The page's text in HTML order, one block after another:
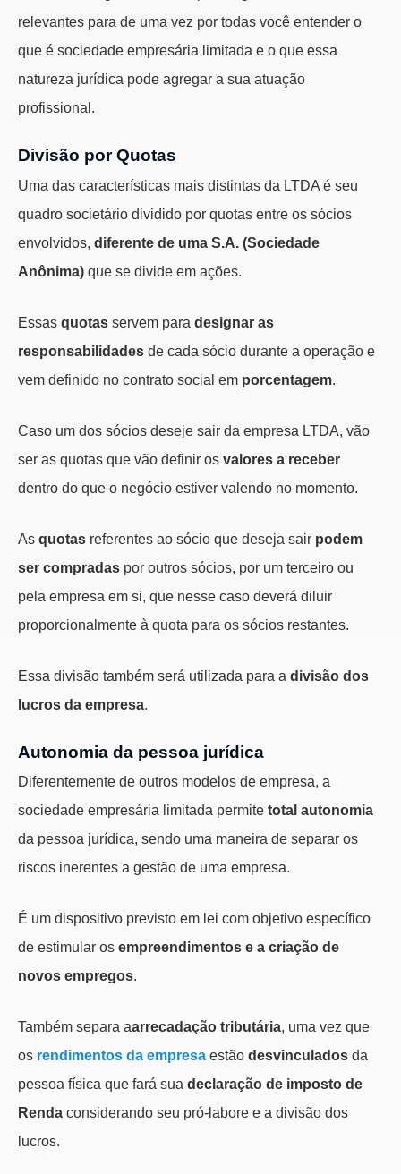
relevantes para de uma vez por todas você entender o
que é sociedade empresária limitada e o que essa
natureza jurídica pode agregar a sua atuação
profissional.
Divisão por Quotas
Uma das características mais distintas da LTDA é seu
quadro societário dividido por quotas entre os sócios
envolvidos, diferente de uma S.A. (Sociedade
Anônima) que se divide em ações.
Essas quotas servem para designar as
responsabilidades de cada sócio durante a operação e
vem definido no contrato social em porcentagem.
Caso um dos sócios deseje sair da empresa LTDA, vão
ser as quotas que vão definir os valores a receber
dentro do que o negócio estiver valendo no momento.
As quotas referentes ao sócio que deseja sair podem
ser compradas por outros sócios, por um terceiro ou
pela empresa em si, que nesse caso deverá diluir
proporcionalmente à quota para os sócios restantes.
Essa divisão também será utilizada para a divisão dos
lucros da empresa.
Autonomia da pessoa jurídica
Diferentemente de outros modelos de empresa, a
sociedade empresária limitada permite total autonomia
da pessoa jurídica, sendo uma maneira de separar os
riscos inerentes a gestão de uma empresa.
É um dispositivo previsto em lei com objetivo específico
de estimular os empreendimentos e a criação de
novos empregos.
Também separa aarrecadação tributária, uma vez que
os rendimentos da empresa estão desvinculados da
pessoa física que fará sua declaração de imposto de
Renda considerando seu pró-labore e a divisão dos
lucros.